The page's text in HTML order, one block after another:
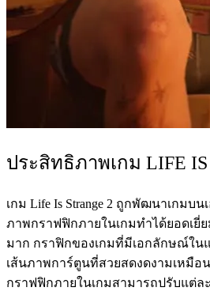
ประสิทธิภาพเกม LIFE IS
เกม Life Is Strange 2 ถูกพัฒนาเกมบน
ภาพกราฟฟิกภายในเกมทำได้ยอดเยี่
มาก กราฟิกของเกมที่มีเอกลักษณ์ใน
เส้นภาพการ์ตูนที่สวยสดงดงามเหมื
กราฟฟิกภายในเกมสามารถปรับแต่ละ